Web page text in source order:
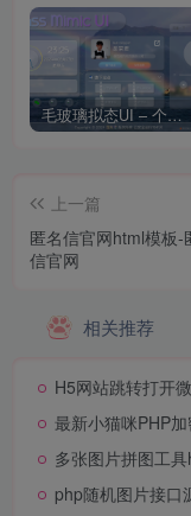
毛玻璃拟态UI – 个人主页（开源版）
上一篇
匿名信官网html模板-
信官网
相关推荐
H5网站跳转打开
最新小猫咪PHP
多张图片拼图工
php随机图片接口